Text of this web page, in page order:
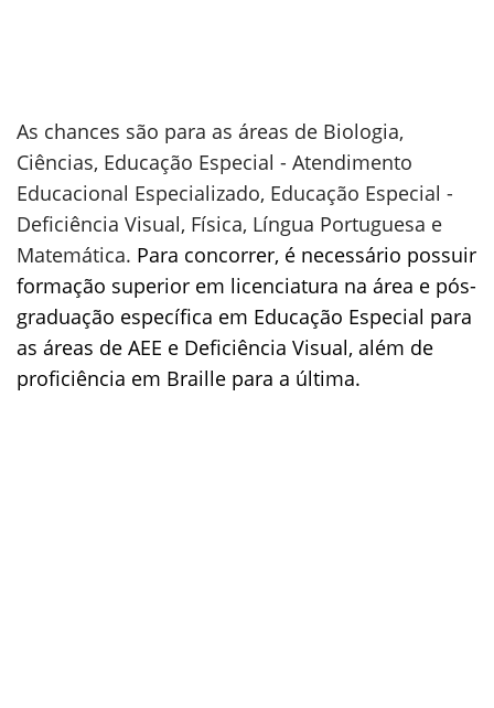
As chances são para as áreas de Biologia,
Ciências, Educação Especial - Atendimento
Educacional Especializado, Educação Especial -
Deficiência Visual, Física, Língua Portuguesa e
Matemática. Para concorrer, é necessário possuir
formação superior em licenciatura na área e pós-
graduação específica em Educação Especial para
as áreas de AEE e Deficiência Visual, além de
proficiência em Braille para a última.